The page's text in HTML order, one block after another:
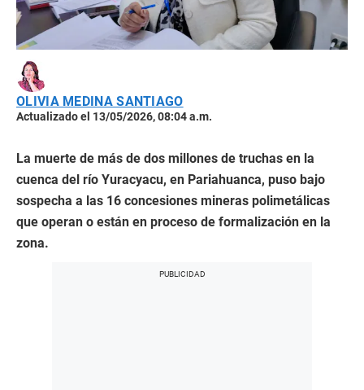
OLIVIA MEDINA SANTIAGO
Actualizado el 13/05/2026, 08:04 a.m.
La muerte de más de dos millones de truchas en la
cuenca del río Yuracyacu, en Pariahuanca, puso bajo
sospecha a las 16 concesiones mineras polimetálicas
que operan o están en proceso de formalización en la
zona.